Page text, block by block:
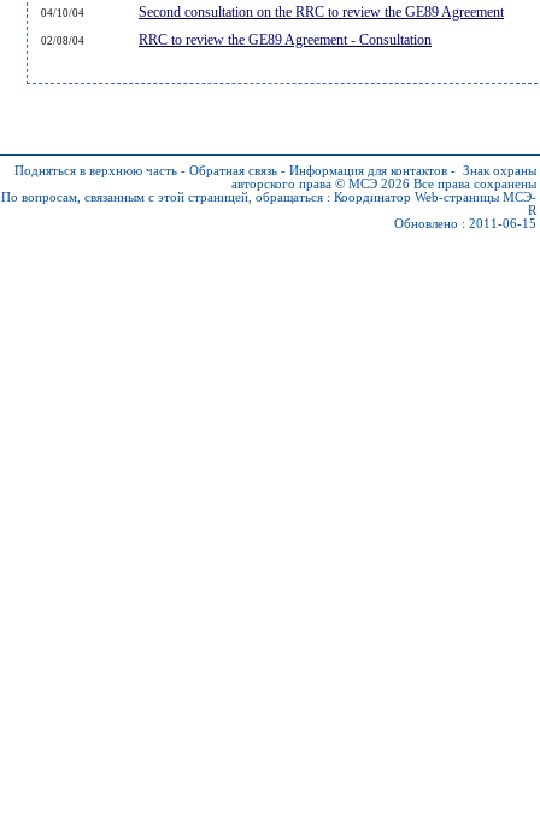
04/10/04 Second consultation on the RRC to review the GE89 Agreement
02/08/04 RRC to review the GE89 Agreement - Consultation
Подняться в верхнюю часть - Обратная связь - Информация для контактов - Знак охраны
авторского права © МСЭ 2026 Все права сохранены
По вопросам, связанным с этой страницей, обращаться : Координатор Web-страницы МСЭ-
R
Обновлено : 2011-06-15